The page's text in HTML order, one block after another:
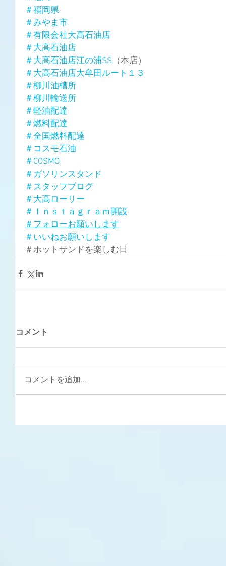
＃福岡県
＃みやま市
＃有限会社大高石油店
＃大高石油店
＃大高石油店江の浦SS （本店）
＃大高石油店大牟田ルート１３
＃柳川油槽所
＃柳川輸送所
＃軽油配達
＃燃料配達
＃全国燃料配達
＃コスモ石油
＃COSMO
＃ガソリンスタンド
＃スタッフブログ
＃大高ローリー
＃Ｉｎｓｔａｇｒａｍ開設
＃フォローお願いします
＃いいねお願いします
＃ホットサンドを楽しむ日
コメント
コメントを追加…